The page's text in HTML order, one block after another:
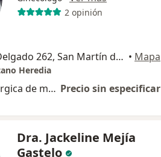
2 opinión
Av. Honorio Delgado 262, San Martín de Porres • Mapa
Heredia
Biópsia quirúrgica de mama Precio sin especificar
Dra. Jackeline Mejía
Gastelo